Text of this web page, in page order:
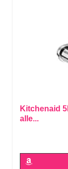
Kitchenaid
alle...